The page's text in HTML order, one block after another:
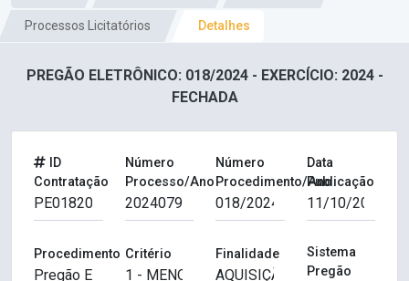
Processos Licitatórios Detalhes
PREGÃO ELETRÔNICO: 018/2024 - EXERCÍCIO: 2024 -
FECHADA
ID
Contratação
Número
Processo/Ano
Número
Procedimento/Ano
Data
Publicação
Procedimento Critério Finalidade
Sistema
Pregão